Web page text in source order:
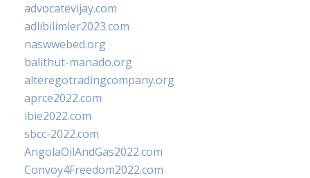
advocatevijay.com
adlibilimler2023.com
naswwebed.org
balithut-manado.org
alteregotradingcompany.org
aprce2022.com
ibie2022.com
sbcc-2022.com
AngolaOilAndGas2022.com
Convoy4Freedom2022.com